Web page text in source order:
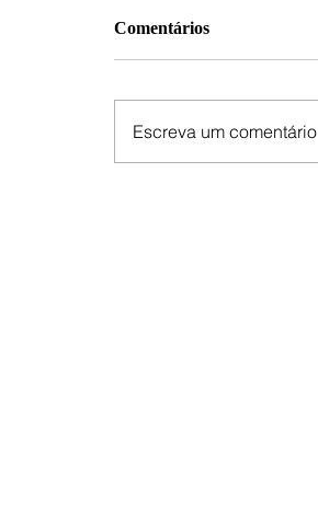
Comentários
Escreva um comentário